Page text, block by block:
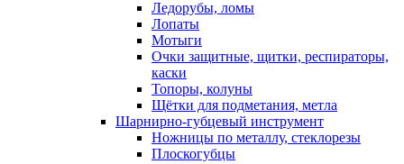
Ледорубы, ломы
Лопаты
Мотыги
Очки защитные, щитки, респираторы,
каски
Топоры, колуны
Щётки для подметания, метла
Шарнирно-губцевый инструмент
Ножницы по металлу, стеклорезы
Плоскогубцы